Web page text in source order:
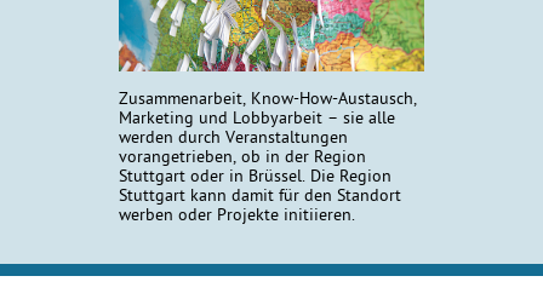
Zusammenarbeit, Know-How-Austausch,
Marketing und Lobbyarbeit – sie alle
werden durch Veranstaltungen
vorangetrieben, ob in der Region
Stuttgart oder in Brüssel. Die Region
Stuttgart kann damit für den Standort
werben oder Projekte initiieren.